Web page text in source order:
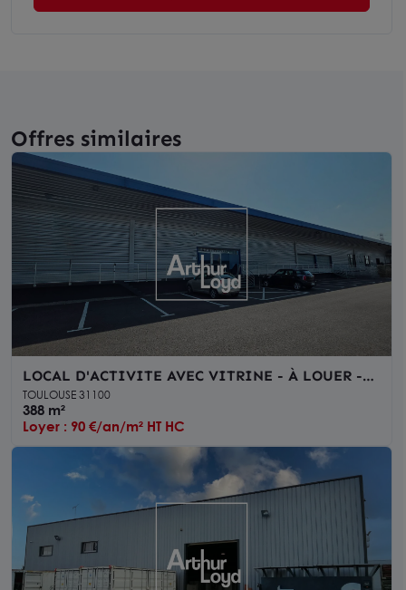
Offres similaires
LOCAL D'ACTIVITE AVEC VITRINE - À LOUER -
TOULOUSE PROCHE ROUTE D'ESPAGNE
TOULOUSE 31100
388 m²
Loyer : 90 €/an/m² HT HC